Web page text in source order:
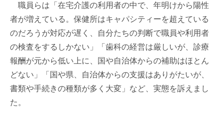
職員らは「在宅介護の利用者の中で、年明けから陽性
者が増えている。保健所はキャパシティーを超えている
のだろうが対応が遅く、自分たちの判断で職員や利用者
の検査をするしかない」「歯科の経営は厳しいが、診療
報酬が元から低い上に、国や自治体からの補助はほとん
どない」「国や県、自治体からの支援はありがたいが、
書類や手続きの種類が多く大変」など、実態を訴えまし
た。